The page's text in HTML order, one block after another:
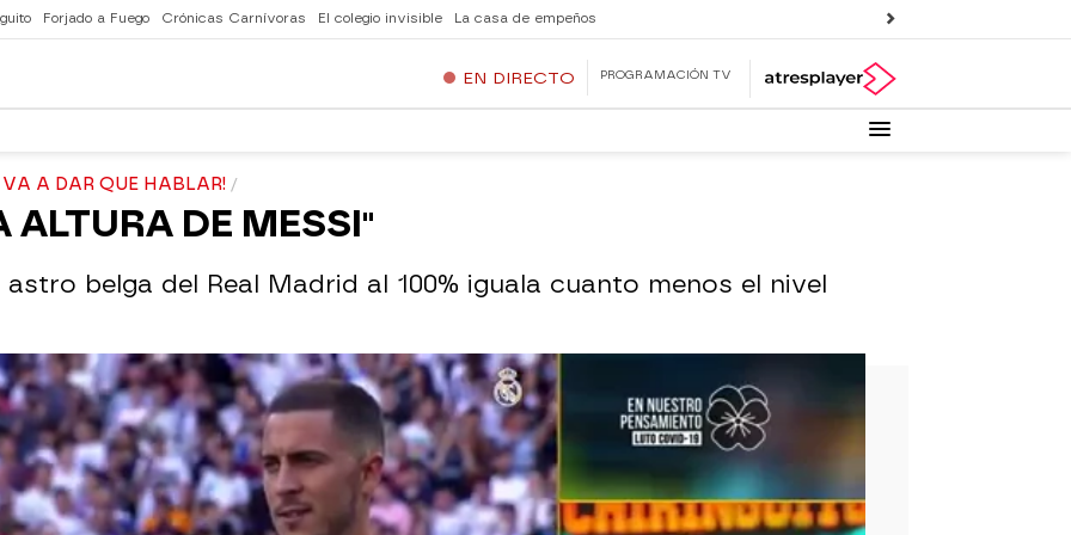
Forjado a Fuego Crónicas Carnívoras El colegio invisible La casa de empeños
EN DIRECTO PROGRAMACIÓN TV
A DAR QUE HABLAR!
DE MESSI"
belga del Real Madrid al 100% iguala cuanto menos el nivel